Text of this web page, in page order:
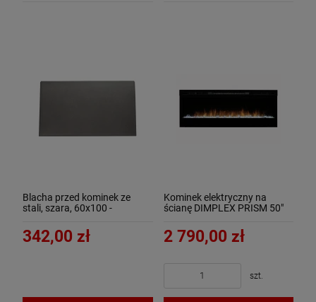
Blacha przed kominek ze
stali, szara, 60x100 -
342,00 zł
Kominek elektryczny na
ścianę DIMPLEX PRISM 50"
2 790,00 zł
szt.